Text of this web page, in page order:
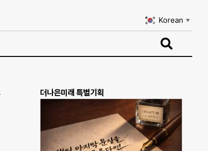
Korean ▼
더나은미래 특별기획